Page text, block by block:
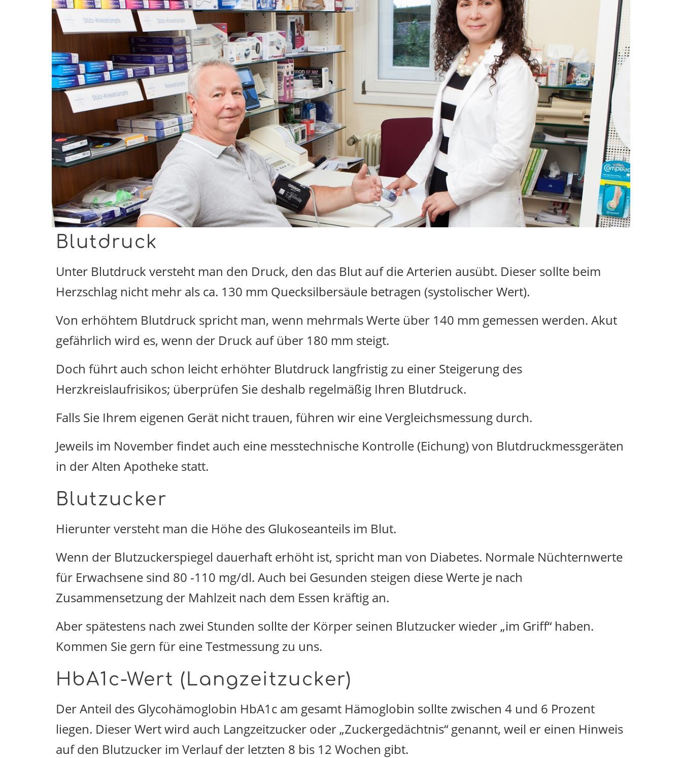
Blutdruck
Unter Blutdruck versteht man den Druck, den das Blut auf die Arterien ausübt. Dieser sollte beim
Herzschlag nicht mehr als ca. 130 mm Quecksilbersäule betragen (systolischer Wert).
Von erhöhtem Blutdruck spricht man, wenn mehrmals Werte über 140 mm gemessen werden. Akut
gefährlich wird es, wenn der Druck auf über 180 mm steigt.
Doch führt auch schon leicht erhöhter Blutdruck langfristig zu einer Steigerung des
Herzkreislaufrisikos; überprüfen Sie deshalb regelmäßig Ihren Blutdruck.
Falls Sie Ihrem eigenen Gerät nicht trauen, führen wir eine Vergleichsmessung durch.
Jeweils im November findet auch eine messtechnische Kontrolle (Eichung) von Blutdruckmessgeräten
in der Alten Apotheke statt.
Blutzucker
Hierunter versteht man die Höhe des Glukoseanteils im Blut.
Wenn der Blutzuckerspiegel dauerhaft erhöht ist, spricht man von Diabetes. Normale Nüchternwerte
für Erwachsene sind 80 -110 mg/dl. Auch bei Gesunden steigen diese Werte je nach
Zusammensetzung der Mahlzeit nach dem Essen kräftig an.
Aber spätestens nach zwei Stunden sollte der Körper seinen Blutzucker wieder „im Griff“ haben.
Kommen Sie gern für eine Testmessung zu uns.
HbA1c-Wert (Langzeitzucker)
Der Anteil des Glycohämoglobin HbA1c am gesamt Hämoglobin sollte zwischen 4 und 6 Prozent
liegen. Dieser Wert wird auch Langzeitzucker oder „Zuckergedächtnis“ genannt, weil er einen Hinweis
auf den Blutzucker im Verlauf der letzten 8 bis 12 Wochen gibt.